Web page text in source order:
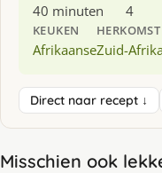
40 minuten 4
KEUKEN
Afrikaanse
HERKOMST
Zuid-
Direct naar recept ↓
Misschien ook